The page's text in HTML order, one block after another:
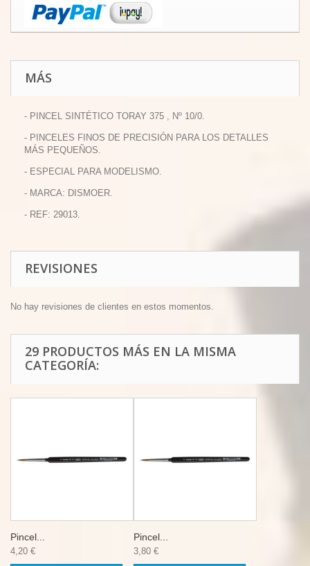
MÁS
- PINCEL SINTÉTICO TORAY 375 , Nº 10/0.
- PINCELES FINOS DE PRECISIÓN PARA LOS DETALLES
MÁS PEQUEÑOS.
- ESPECIAL PARA MODELISMO.
- MARCA: DISMOER.
- REF: 29013.
REVISIONES
No hay revisiones de clientes en estos momentos.
29 PRODUCTOS MÁS EN LA MISMA
CATEGORÍA:
Pincel...
4,20 €
Pincel...
3,80 €